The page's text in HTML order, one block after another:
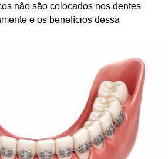
não são colocados nos dentes
e os benefícios dessa